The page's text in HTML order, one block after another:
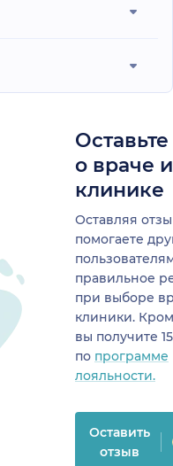
о враче
клинике
Оставляя
помогаете
правильное
при выборе
клиники.
вы получите
по программе
лояльности.
Оставить
отзыв